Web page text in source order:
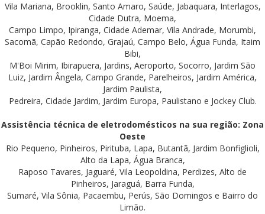
Vila Mariana, Brooklin, Santo Amaro, Saúde, Jabaquara, Interlagos,
Cidade Dutra, Moema,
Campo Limpo, Ipiranga, Cidade Ademar, Vila Andrade, Morumbi,
Sacomã, Capão Redondo, Grajaú, Campo Belo, Água Funda, Itaim
Bibi,
M'Boi Mirim, Ibirapuera, Jardins, Aeroporto, Socorro, Jardim São
Luiz, Jardim Ângela, Campo Grande, Parelheiros, Jardim América,
Jardim Paulista,
Pedreira, Cidade Jardim, Jardim Europa, Paulistano e Jockey Club.
Assistência técnica de eletrodomésticos na sua região: Zona
Oeste
Rio Pequeno, Pinheiros, Pirituba, Lapa, Butantã, Jardim Bonfiglioli,
Alto da Lapa, Água Branca,
Raposo Tavares, Jaguaré, Vila Leopoldina, Perdizes, Alto de
Pinheiros, Jaraguá, Barra Funda,
Sumaré, Vila Sônia, Pacaembu, Perús, São Domingos e Bairro do
Limão.